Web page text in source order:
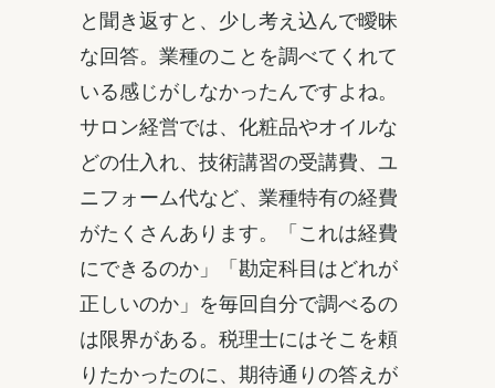
と聞き返すと、少し考え込んで曖昧
な回答。業種のことを調べてくれて
いる感じがしなかったんですよね。
サロン経営では、化粧品やオイルな
どの仕入れ、技術講習の受講費、ユ
ニフォーム代など、業種特有の経費
がたくさんあります。「これは経費
にできるのか」「勘定科目はどれが
正しいのか」を毎回自分で調べるの
は限界がある。税理士にはそこを頼
りたかったのに、期待通りの答えが